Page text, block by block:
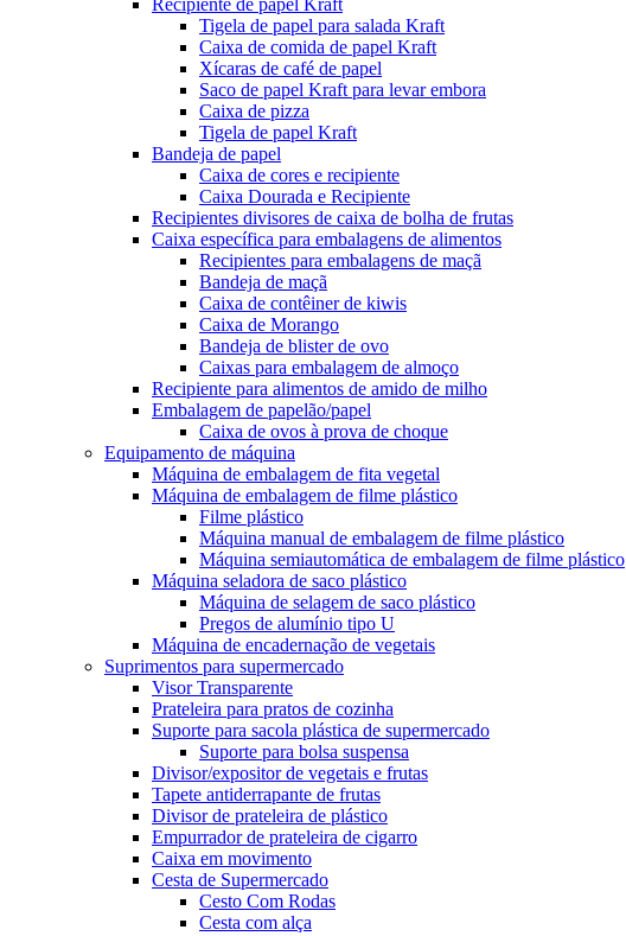
Recipiente de papel Kraft
Tigela de papel para salada Kraft
Caixa de comida de papel Kraft
Xícaras de café de papel
Saco de papel Kraft para levar embora
Caixa de pizza
Tigela de papel Kraft
Bandeja de papel
Caixa de cores e recipiente
Caixa Dourada e Recipiente
Recipientes divisores de caixa de bolha de frutas
Caixa específica para embalagens de alimentos
Recipientes para embalagens de maçã
Bandeja de maçã
Caixa de contêiner de kiwis
Caixa de Morango
Bandeja de blister de ovo
Caixas para embalagem de almoço
Recipiente para alimentos de amido de milho
Embalagem de papelão/papel
Caixa de ovos à prova de choque
Equipamento de máquina
Máquina de embalagem de fita vegetal
Máquina de embalagem de filme plástico
Filme plástico
Máquina manual de embalagem de filme plástico
Máquina semiautomática de embalagem de filme plástico
Máquina seladora de saco plástico
Máquina de selagem de saco plástico
Pregos de alumínio tipo U
Máquina de encadernação de vegetais
Suprimentos para supermercado
Visor Transparente
Prateleira para pratos de cozinha
Suporte para sacola plástica de supermercado
Suporte para bolsa suspensa
Divisor/expositor de vegetais e frutas
Tapete antiderrapante de frutas
Divisor de prateleira de plástico
Empurrador de prateleira de cigarro
Caixa em movimento
Cesta de Supermercado
Cesto Com Rodas
Cesta com alça